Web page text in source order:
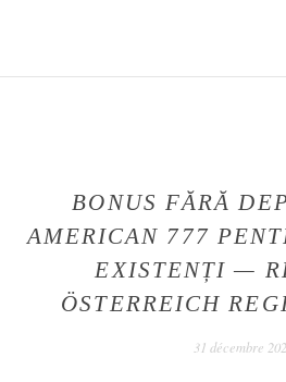
BONUS FĂRĂ
AMERICAN 777
EXISTENȚI —
ÖSTERREICH
31 décembre